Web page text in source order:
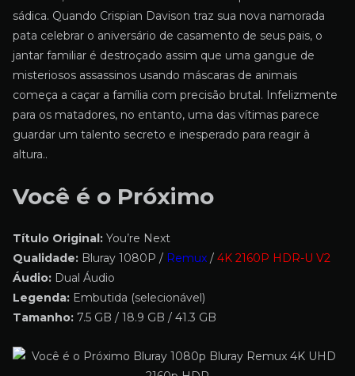
sádica. Quando Crispian Davison traz sua nova namorada
pata celebrar o aniversário de casamento de seus pais, o
jantar familiar é destroçado assim que uma gangue de
misteriosos assassinos usando máscaras de animais
começa a caçar a família com precisão brutal. Infelizmente
para os matadores, no entanto, uma das vítimas parece
guardar um talento secreto e inesperado para reagir à
altura..
Você é o Próximo
Título Original: You’re Next
Qualidade: Bluray 1080P / Remux / 4K 2160P HDR-U V2
Áudio: Dual Áudio
Legenda: Embutida (selecionável)
Tamanho: 7.5 GB / 18.9 GB / 41.3 GB